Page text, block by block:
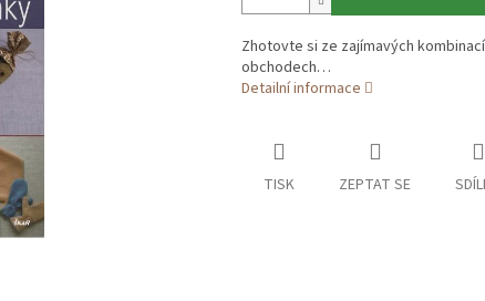
Zhotovte si ze zajímavých
obchodech…
Detailní informace
TISK ZEPTAT SE